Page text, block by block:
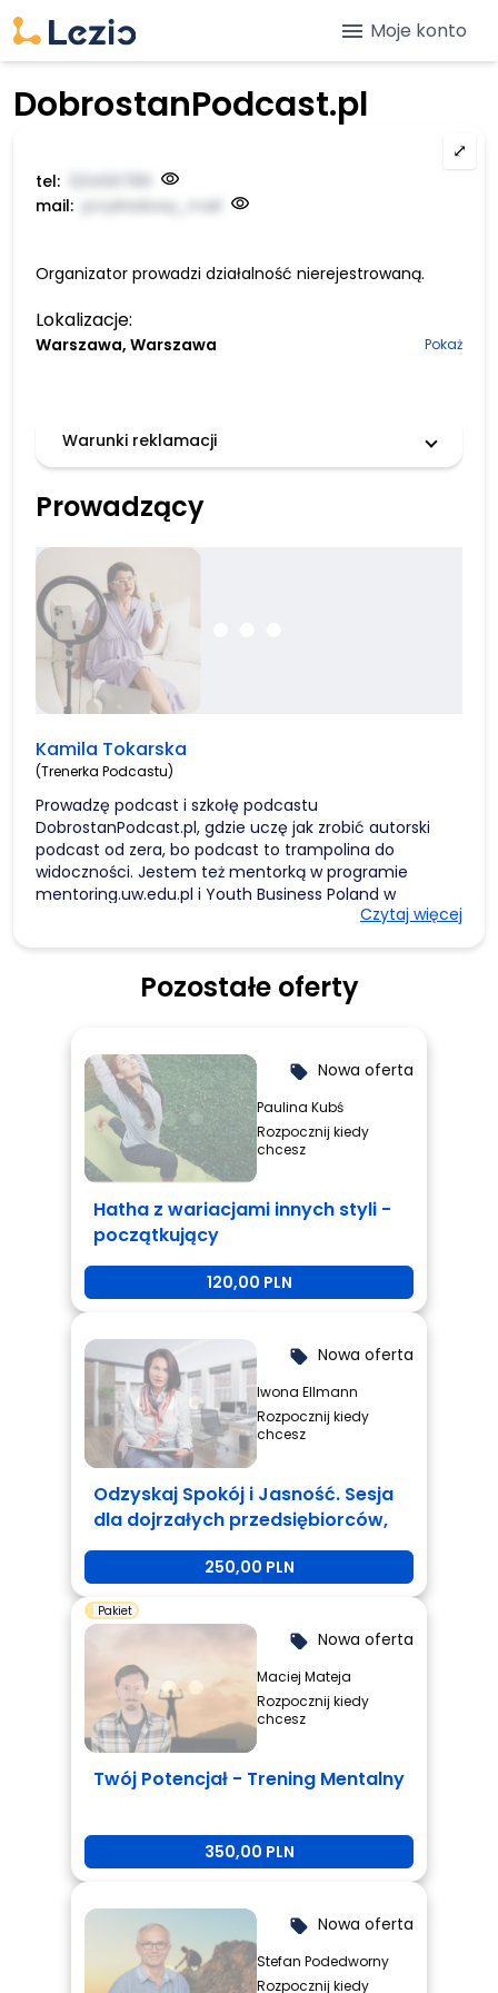
menu Moje konto
DobrostanPodcast.pl
tel:
mail: przykładowy_mail
Organizator prowadzi działalność nierejestrowaną.
Lokalizacje:
Warszawa, Warszawa Pokaż
⤢
Warunki reklamacji
Prowadzący
Kamila Tokarska
(Trenerka Podcastu)
Prowadzę podcast i szkołę podcastu
DobrostanPodcast.pl, gdzie uczę jak zrobić autorski
podcast od zera, bo podcast to trampolina do
widoczności. Jestem też mentorką w programie
mentoring.uw.edu.pl i Youth Business Poland w
obszarze marki osobistej, podcastów i social mediów,
Czytaj więcej
Pozostałe oferty
local_offer Nowa oferta
Paulina Kubś
Rozpocznij kiedy
chcesz
Hatha z wariacjami innych styli -
początkujący
120,00 PLN
local_offer Nowa oferta
Iwona Ellmann
Rozpocznij kiedy
chcesz
Odzyskaj Spokój i Jasność. Sesja
dla dojrzałych przedsiębiorców,
którzy są zmęczeni i potrzebują
250,00 PLN
Pakiet
local_offer Nowa oferta
Maciej Mateja
Rozpocznij kiedy
chcesz
Twój Potencjał - Trening Mentalny
350,00 PLN
local_offer Nowa oferta
Stefan Podedworny
Rozpocznij kiedy